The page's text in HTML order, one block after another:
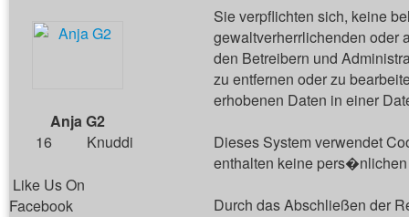
Anja G2
16
Knuddi
Like Us On
Facebook
Sie verpflichten sich, keine
gewaltverherrlichenden oder
den Betreibern und
zu entfernen oder zu
erhobenen Daten in einer
Dieses System verwendet
enthalten keine
Durch das Abschließen der